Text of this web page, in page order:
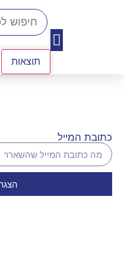
תוצאות
כתובת המייל